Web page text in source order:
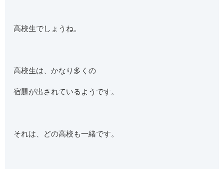
高校生でしょうね。
高校生は、かなり多くの
宿題が出されているようです。
それは、どの高校も一緒です。